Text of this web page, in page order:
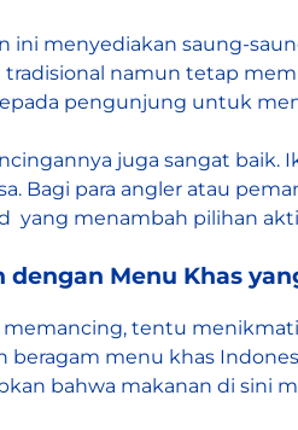
ini menyediakan saung-
tradisional namun tetap
pengunjung untuk
juga sangat baik.
Bagi para angler atau
yang menambah pilihan
dengan Menu Khas
memancing, tentu
beragam menu khas
bahwa makanan di sini